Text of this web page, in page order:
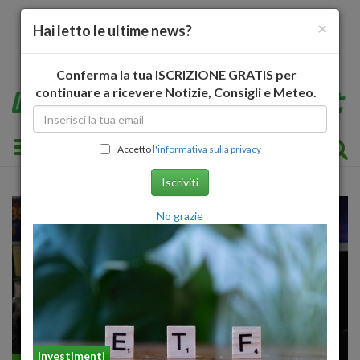
Toggle navigation
×
Hai letto le ultime news?
Conferma la tua ISCRIZIONE GRATIS per
continuare a ricevere Notizie, Consigli e Meteo.
Accettol'informativa sulla privacy
Iscriviti
No grazie
Investimenti